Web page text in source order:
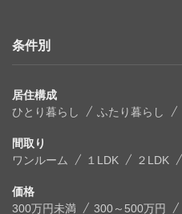
条件別
居住構成
ひとり暮らし
ふたり暮らし
間取り
ワンルーム
１LDK ２LDK
価格
300万円未満
300～500万円